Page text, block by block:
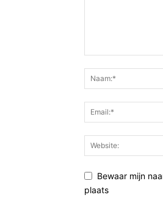
Bewaar mijn
plaats